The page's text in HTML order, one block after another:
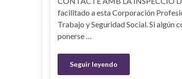
facilitado a esta Corporación
Trabajo y Seguridad Social. Si algún
ponerse …
Seguir leyendo